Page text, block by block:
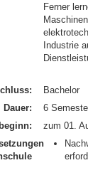
Ferner
Industrie
Bachelor
Dauer:
6
zum 01.